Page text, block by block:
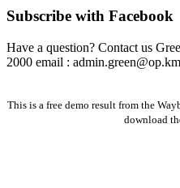
Subscribe with Facebook
Have a question? Contact us
2000 email :
This is a free demo result from the
download